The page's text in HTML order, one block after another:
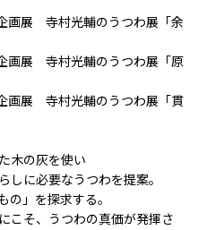
画展 寺村光輔のうつわ展「余
画展 寺村光輔のうつわ展「原
画展 寺村光輔のうつわ展「貫
木の灰を使い
しに必要なうつわを提案。
の」を探求する。
こそ、うつわの真価が発揮さ